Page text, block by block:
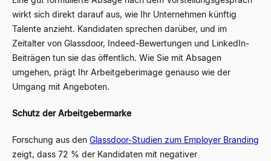
wirkt sich direkt darauf aus, wie Ihr Unternehmen künftig
Talente anzieht. Kandidaten sprechen darüber, und im
Zeitalter von Glassdoor, Indeed-Bewertungen und LinkedIn-
Beiträgen tun sie das öffentlich. Wie Sie mit Absagen
umgehen, prägt Ihr Arbeitgeberimage genauso wie der
Umgang mit Angeboten.
Schutz der Arbeitgebermarke
Forschung aus den Glassdoor-Studien zum Employer Branding
zeigt, dass 72 % der Kandidaten mit negativer